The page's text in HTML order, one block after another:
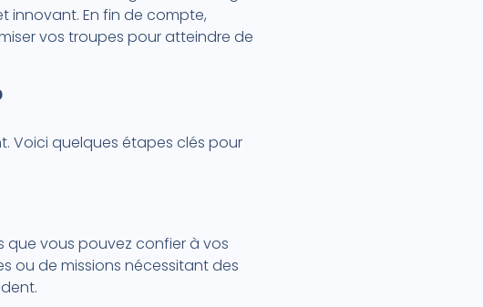
innovant. En fin de compte,
vos troupes pour atteindre de
Voici quelques étapes clés pour
que vous pouvez confier à vos
ou de missions nécessitant des